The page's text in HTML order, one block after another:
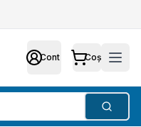
Cont
Cont Coș